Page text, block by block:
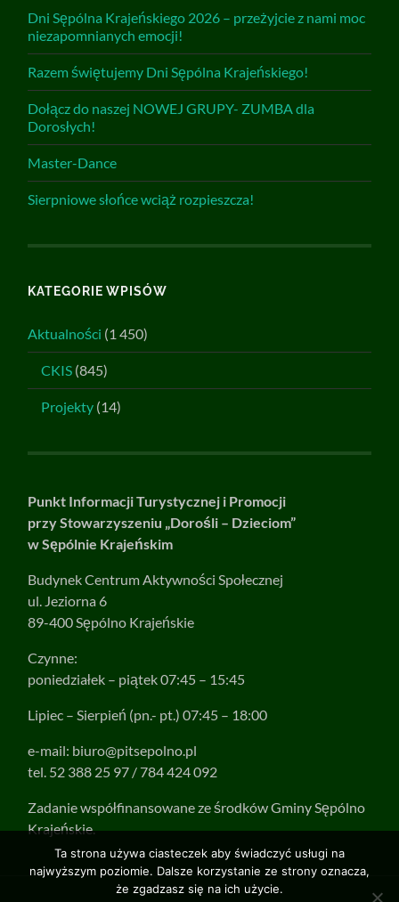
Dni Sępólna Krajeńskiego 2026 – przeżyjcie z nami moc
niezapomnianych emocji!
Razem świętujemy Dni Sępólna Krajeńskiego!
Dołącz do naszej NOWEJ GRUPY- ZUMBA dla
Dorosłych!
Master-Dance
Sierpniowe słońce wciąż rozpieszcza!
KATEGORIE WPISÓW
Aktualności (1 450)
CKIS (845)
Projekty (14)
Punkt Informacji Turystycznej i Promocji
przy Stowarzyszeniu „Dorośli – Dzieciom”
w Sępólnie Krajeńskim
Budynek Centrum Aktywności Społecznej
ul. Jeziorna 6
89-400 Sępólno Krajeńskie
Czynne:
poniedziałek – piątek 07:45 – 15:45
Lipiec – Sierpień (pn.- pt.) 07:45 – 18:00
e-mail: biuro@pitsepolno.pl
tel. 52 388 25 97 / 784 424 092
Zadanie współfinansowane ze środków Gminy Sępólno
Krajeńskie.
Ta strona używa ciasteczek aby świadczyć usługi na
najwyższym poziomie. Dalsze korzystanie ze strony oznacza,
że zgadzasz się na ich użycie.